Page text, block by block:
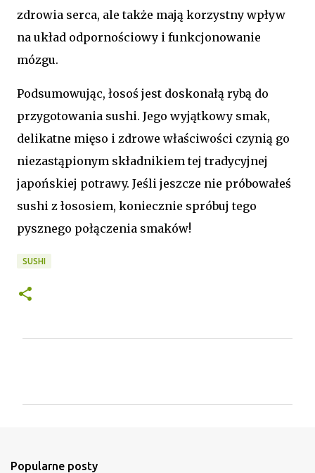
zdrowia serca, ale także mają korzystny wpływ
na układ odpornościowy i funkcjonowanie
mózgu.
Podsumowując, łosoś jest doskonałą rybą do
przygotowania sushi. Jego wyjątkowy smak,
delikatne mięso i zdrowe właściwości czynią go
niezastąpionym składnikiem tej tradycyjnej
japońskiej potrawy. Jeśli jeszcze nie próbowałeś
sushi z łososiem, koniecznie spróbuj tego
pysznego połączenia smaków!
SUSHI
Popularne posty